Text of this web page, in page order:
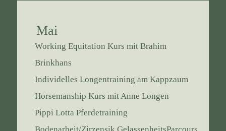
Mai
Working Equitation Kurs mit Brahim
Brinkhans
Individelles Longentraining am Kappzaum
Horsemanship Kurs mit Anne Longen
Pippi Lotta Pferdetraining